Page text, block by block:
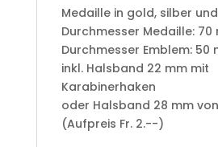
Medaille in gold, silber
​Durchmesser Medaille: 70
Durchmesser Emblem: 50
​inkl. Halsband 22 mm mit
Karabinerhaken
oder Halsband 28 mm
(Aufpreis Fr. 2.--)